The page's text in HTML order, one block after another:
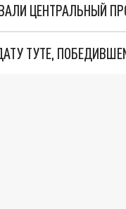
ЦЕНТРАЛЬНЫЙ
ТУТЕ,